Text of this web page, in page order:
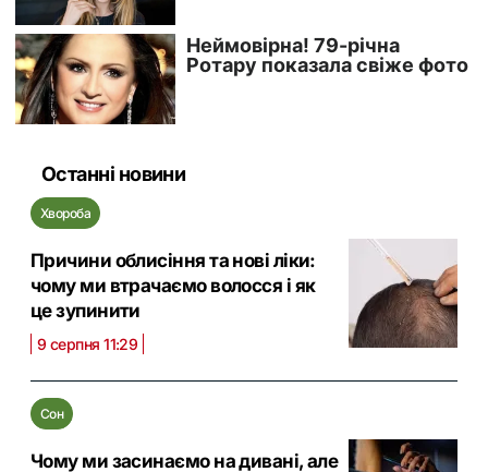
Останні новини
Хвороба
Причини облисіння та нові ліки:
чому ми втрачаємо волосся і як
це зупинити
9 серпня 11:29
Сон
Чому ми засинаємо на дивані, але